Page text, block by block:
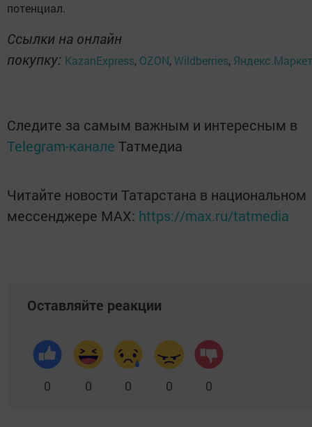
потенциал.
Ссылки на онлайн
покупку: KazanExpress, OZON,Wildberries, Яндекс.Маркет
Следите за самым важным и интересным в
Telegram-канале Татмедиа
Читайте новости Татарстана в национальном
мессенджере MАХ: https://max.ru/tatmedia
Оставляйте реакции
0 0 0 0 0